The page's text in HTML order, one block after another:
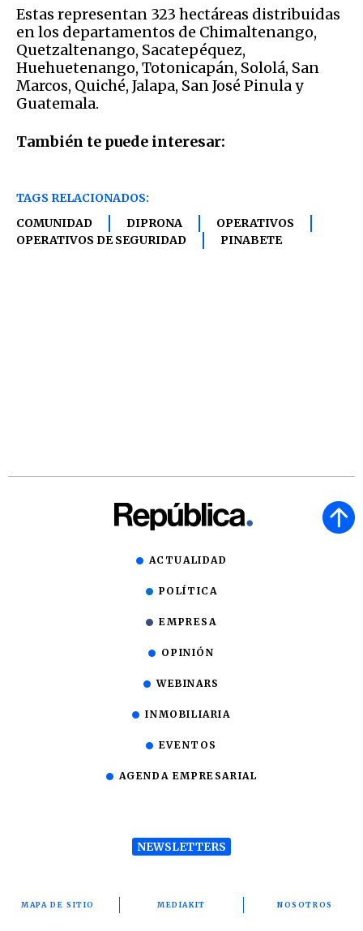
Estas representan 323 hectáreas distribuidas
en los departamentos de Chimaltenango,
Quetzaltenango, Sacatepéquez,
Huehuetenango, Totonicapán, Sololá, San
Marcos, Quiché, Jalapa, San José Pinula y
Guatemala.
También te puede interesar:
TAGS RELACIONADOS:
COMUNIDAD
DIPRONA
OPERATIVOS
OPERATIVOS DE SEGURIDAD
PINABETE
ACTUALIDAD
POLÍTICA
EMPRESA
OPINIÓN
WEBINARS
INMOBILIARIA
EVENTOS
AGENDA EMPRESARIAL
NEWSLETTERS
MAPA DE SITIO MEDIAKIT NOSOTROS